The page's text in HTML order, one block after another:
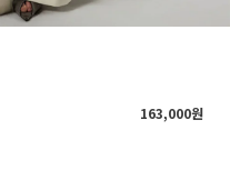
163,000원